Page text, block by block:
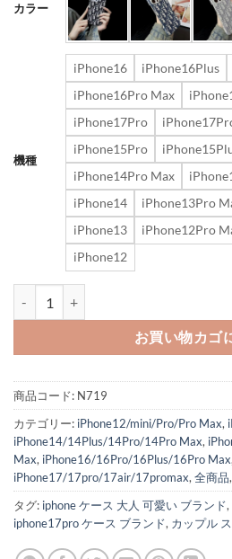
カラー
機種
iPhone16 iPhone16Plus
iPhone16Pro Max
iPhone17Pro
iPhone15Pro
iPhone14Pro Max
iPhone14
iPhone13Pro
iPhone13
iPhone12Pro
iPhone12
お買い物カゴ
商品コード: N719
カテゴリー: iPhone12/mini/Pro/Pro Max,
iPhone14/14Plus/14Pro/14Pro Max,
Max, iPhone16/16Pro/16Plus/16Pro Max,
iPhone17/17pro/17air/17promax, 全商品,
タグ: iphone ケース 大人 可愛い ブランド,
iphone17pro ケース ブランド, カップル